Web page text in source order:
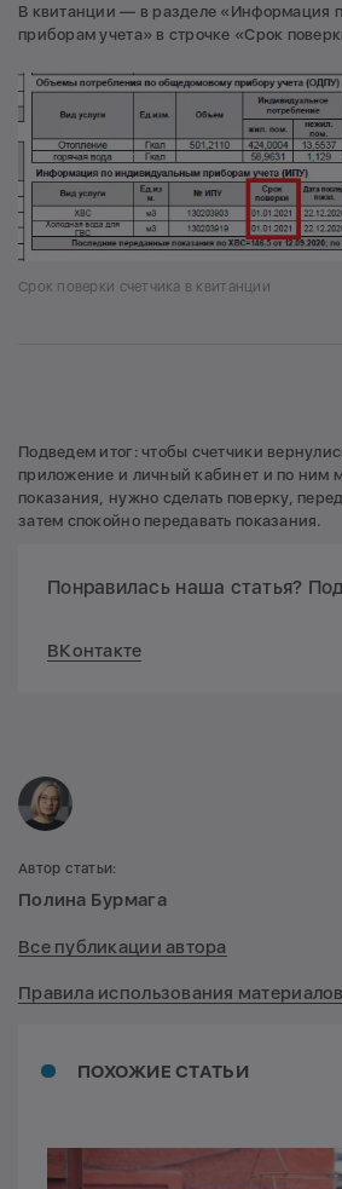
В квитанции — в разделе «Информация
приборам учета» в строчке «Срок
Срок поверки счетчика в квитанции
Подведем итог: чтобы счетчики
приложение и личный кабинет и по ним
показания, нужно сделать поверку,
затем спокойно передавать показания.
Понравилась наша статья?
ВКонтакте
ПОХОЖИЕ СТАТЬИ
Автор статьи:
Полина Бурмага
Все публикации автора
Правила использования материалов